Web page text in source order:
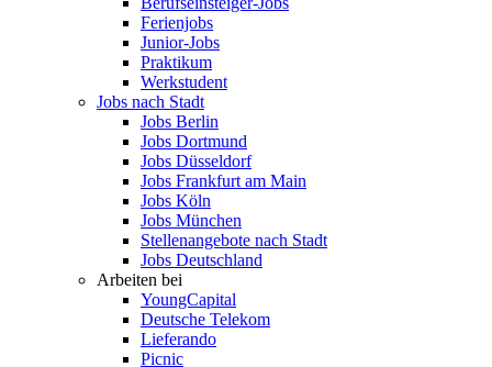
Ferienjobs
Junior-Jobs
Praktikum
Werkstudent
Jobs nach Stadt
Jobs Berlin
Jobs Dortmund
Jobs Düsseldorf
Jobs Frankfurt am Main
Jobs Köln
Jobs München
Stellenangebote nach Stadt
Jobs Deutschland
Arbeiten bei
YoungCapital
Deutsche Telekom
Lieferando
Picnic